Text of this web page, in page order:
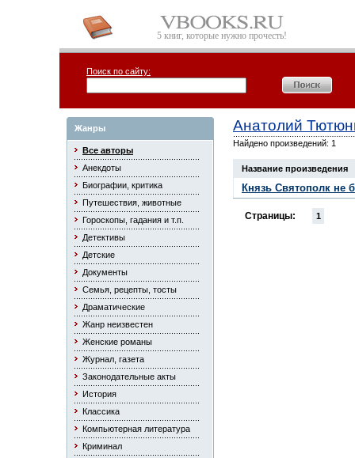
5 книг, которые нужно прочесть!
Поиск по сайту:
Жанры
Все авторы
Анекдоты
Биографии, критика
Путешествия, животные
Гороскопы, гадания и т.п.
Детективы
Детские
Документы
Семья, рецепты, тосты
Драматические
Жанр неизвестен
Женские романы
Журнал, газета
Законодательные акты
История
Классика
Компьютерная литература
Криминал
Анатолий
Найдено произведений: 1
Название произведения
Князь Святополк не
Страницы: 1